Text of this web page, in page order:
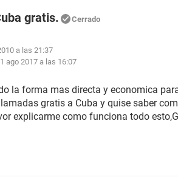
gratis. Cerrado
a las 21:37
1 ago 2017 a las 16:07
la forma mas directa y economica
gratis a Cuba y quise saber
explicarme como funciona todo